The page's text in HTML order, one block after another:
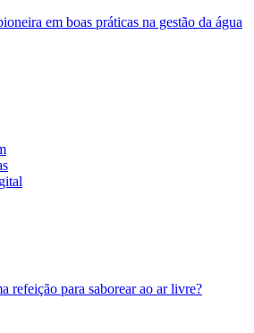
em boas práticas na gestão da água
refeição para saborear ao ar livre?